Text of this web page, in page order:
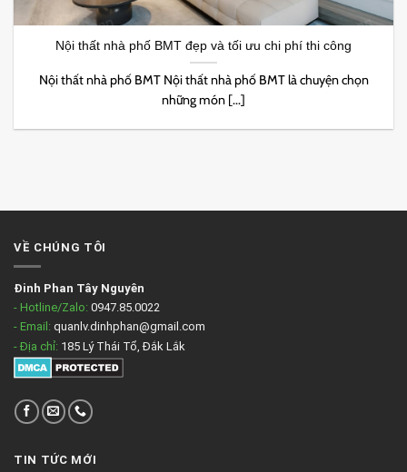
Nội thất nhà phố BMT đẹp và tối ưu chi phí thi công
Nội thất nhà phố BMT Nội thất nhà phố BMT là chuyện chọn
những món [...]
VỀ CHÚNG TÔI
Đinh Phan Tây Nguyên
- Hotline/Zalo: 0947.85.0022
- Email: quanlv.dinhphan@gmail.com
- Địa chỉ: 185 Lý Thái Tổ, Đắk Lắk
TIN TỨC MỚI